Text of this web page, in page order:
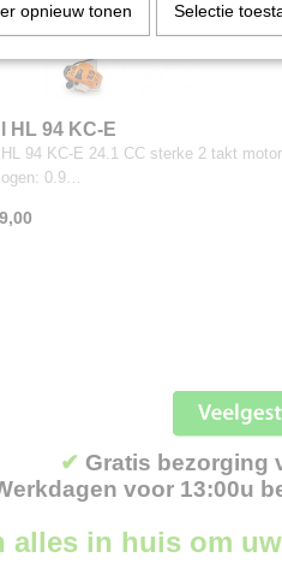
HL 94 KC-E
94 KC-E 24.1 CC sterke 2 takt motor
0.9…
✔ Gratis bezorging
voor 13:00u
alles in huis om
opnieuw tonen Selectie